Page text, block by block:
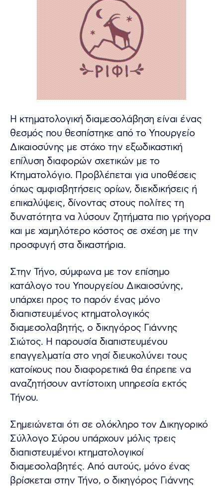
Η κτηματολογική διαμεσολάβηση είναι ένας
θεσμός που θεσπίστηκε από το Υπουργείο
Δικαιοσύνης με στόχο την εξωδικαστική
επίλυση διαφορών σχετικών με το
Κτηματολόγιο. Προβλέπεται για υποθέσεις
όπως αμφισβητήσεις ορίων, διεκδικήσεις ή
επικαλύψεις, δίνοντας στους πολίτες τη
δυνατότητα να λύσουν ζητήματα πιο γρήγορα
και με χαμηλότερο κόστος σε σχέση με την
προσφυγή στα δικαστήρια.
Στην Τήνο, σύμφωνα με τον επίσημο
κατάλογο του Υπουργείου Δικαιοσύνης,
υπάρχει προς το παρόν ένας μόνο
διαπιστευμένος κτηματολογικός
διαμεσολαβητής, ο δικηγόρος Γιάννης
Σιώτος. Η παρουσία διαπιστευμένου
επαγγελματία στο νησί διευκολύνει τους
κατοίκους που διαφορετικά θα έπρεπε να
αναζητήσουν αντίστοιχη υπηρεσία εκτός
Τήνου.
Σημειώνεται ότι σε ολόκληρο τον Δικηγορικό
Σύλλογο Σύρου υπάρχουν μόλις τρεις
διαπιστευμένοι κτηματολογικοί
διαμεσολαβητές. Από αυτούς, μόνο ένας
βρίσκεται στην Τήνο, ο δικηγόρος Γιάννης